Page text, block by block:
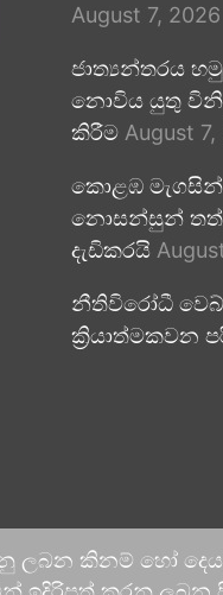
August 7, 2026
ජාත්‍යන්තරය
නොවිය යුතු
කිරීම August
කොළඹ මැගසින්
නොසන්සුන්
දැඩිකරයි
නීතිවිරෝධී වෙබ්
ක්‍රියාත්මකවන
ලබන කිනම් හෝ